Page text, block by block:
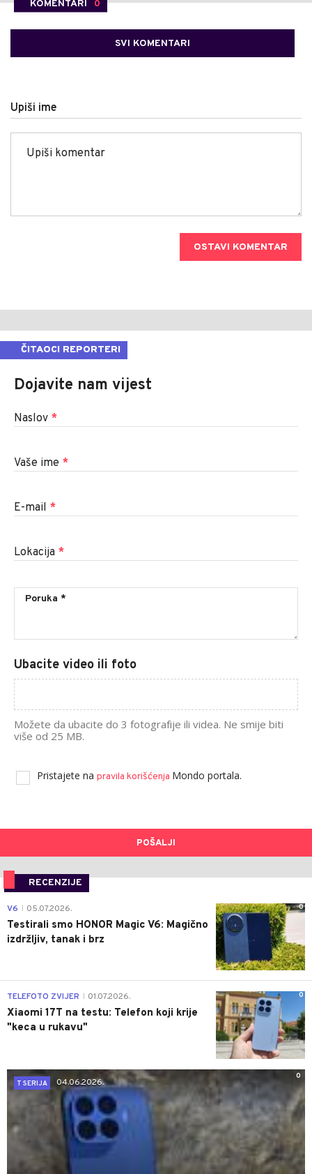
KOMENTARI 0
SVI KOMENTARI
Upiši ime
OSTAVI KOMENTAR
ČITAOCI REPORTERI
Dojavite nam vijest
Naslov *
Vaše ime *
E-mail *
Lokacija *
Ubacite video ili foto
Možete da ubacite do 3 fotografije ili videa. Ne smije biti
više od 25 MB.
Pristajete na pravila korišćenja Mondo portala.
POŠALJI
RECENZIJE
0
V6 05.07.2026.
Testirali smo HONOR Magic V6: Magično
izdržljiv, tanak i brz
0
TELEFOTO ZVIJER 01.07.2026.
Xiaomi 17T na testu: Telefon koji krije
"keca u rukavu"
0
T SERIJA
04.06.2026.